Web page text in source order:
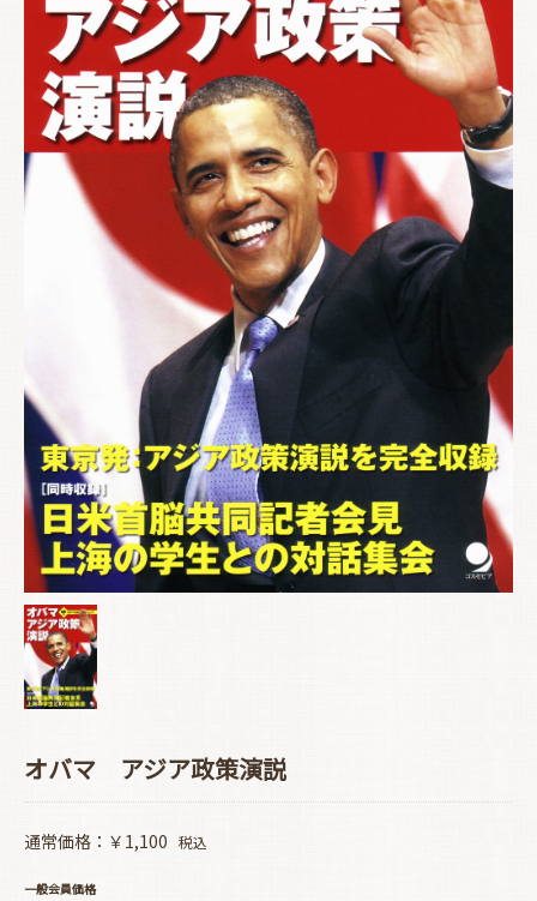
オバマ アジア政策演説
通常価格：￥1,100 税込
一般会員価格